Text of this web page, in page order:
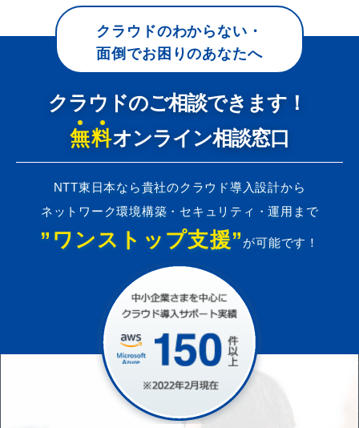
クラウドのわからない・
面倒でお困りのあなたへ
クラウドのご相談できます！
無料オンライン相談窓口
NTT東日本なら貴社のクラウド導入設計から
ネットワーク環境構築・セキュリティ・運用まで
”ワンストップ支援” が可能です！